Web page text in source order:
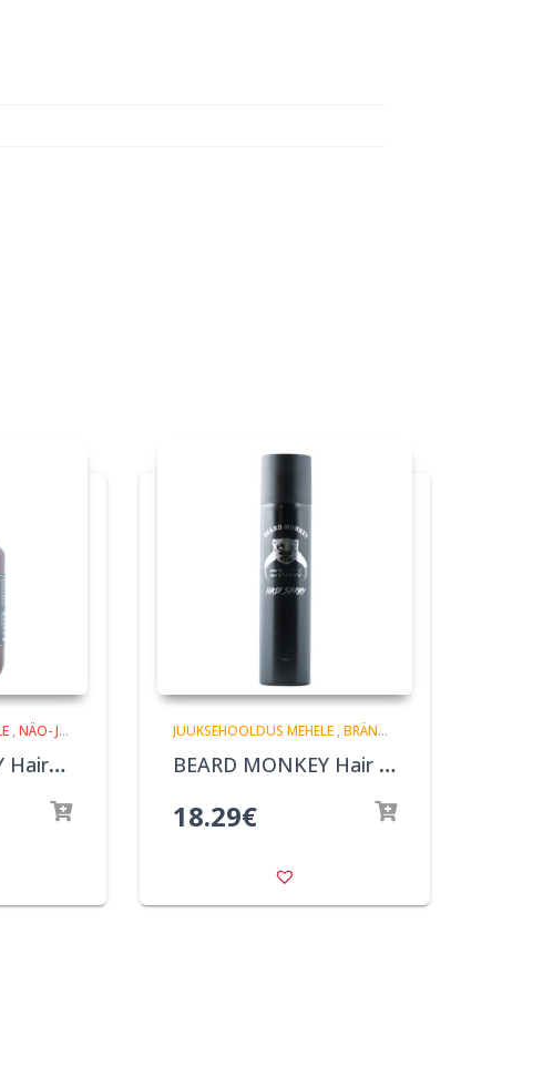
, NÄO- JA KEHAHOOLDUS MEHELE
BEARD MONKEY Hair&Body Wash Lemongrass Rain 250 ml
JUUKSEHOOLDUS MEHELE, BRÄNDID
BEARD MONKEY Hair Spray 300 ml
18.29€